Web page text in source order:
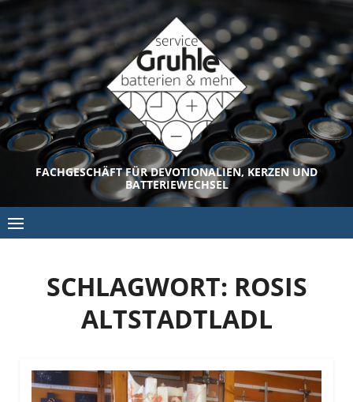
to
content
FACHGESCHÄFT FÜR DEVOTIONALIEN, KERZEN UND
BATTERIEWECHSEL
SCHLAGWORT: ROSIS
ALTSTADTLADL